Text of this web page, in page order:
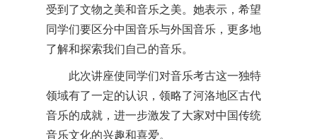
受到了文物之美和音乐之美。她表示，希望
同学们要区分中国音乐与外国音乐，更多地
了解和探索我们自己的音乐。
此次讲座使同学们对音乐考古这一独特
领域有了一定的认识，领略了河洛地区古代
音乐的成就，进一步激发了大家对中国传统
音乐文化的兴趣和喜爱。